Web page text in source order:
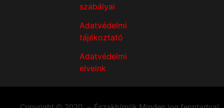
szabályai
Adatvédelmi
tájékoztató
Adatvédelmi
elveink